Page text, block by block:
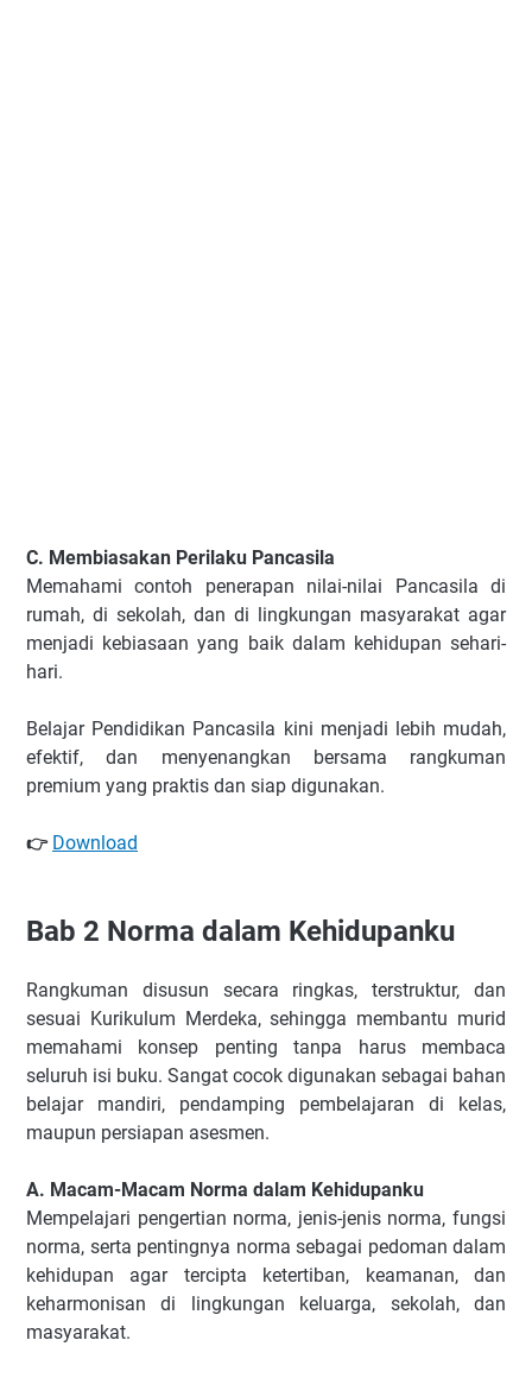
C. Membiasakan Perilaku Pancasila
Memahami contoh penerapan nilai-nilai Pancasila di
rumah, di sekolah, dan di lingkungan masyarakat agar
menjadi kebiasaan yang baik dalam kehidupan sehari-
hari.
Belajar Pendidikan Pancasila kini menjadi lebih mudah,
efektif, dan menyenangkan bersama rangkuman
premium yang praktis dan siap digunakan.
👉 Download
Bab 2 Norma dalam Kehidupanku
Rangkuman disusun secara ringkas, terstruktur, dan
sesuai Kurikulum Merdeka, sehingga membantu murid
memahami konsep penting tanpa harus membaca
seluruh isi buku. Sangat cocok digunakan sebagai bahan
belajar mandiri, pendamping pembelajaran di kelas,
maupun persiapan asesmen.
A. Macam-Macam Norma dalam Kehidupanku
Mempelajari pengertian norma, jenis-jenis norma, fungsi
norma, serta pentingnya norma sebagai pedoman dalam
kehidupan agar tercipta ketertiban, keamanan, dan
keharmonisan di lingkungan keluarga, sekolah, dan
masyarakat.